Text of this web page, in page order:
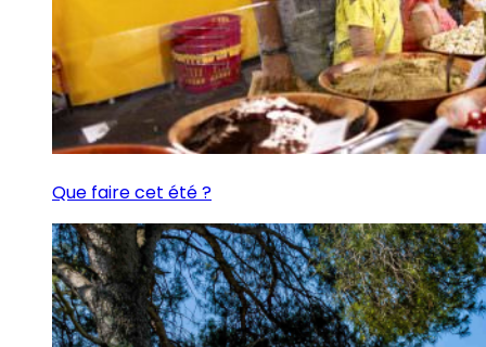
Que faire cet été ?